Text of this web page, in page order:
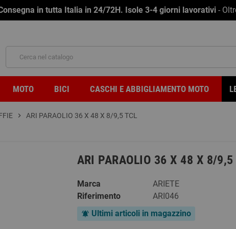
in tutta Italia in 24/72H. Isole 3-4 giorni lavorativi -
MOTO BICI CASCHI E ABBIGLIAMENTO MOTO
chevron_right ARI PARAOLIO 36 X 48 X 8/9,5 TCL
ARI PARAOLIO 36 X 48 X 8/9,5
Marca
ARIETE
Riferimento
ARI046
notifications_active Ultimi articoli in magazzino